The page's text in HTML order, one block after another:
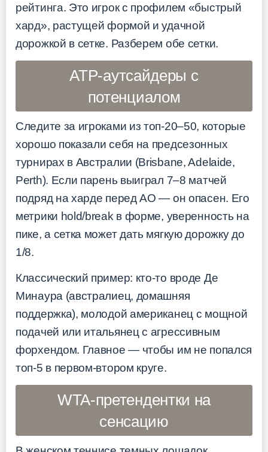
рейтинга. Это игрок с профилем «быстрый
хард», растущей формой и удачной
дорожкой в сетке. Разберем обе сетки.
ATP-аутсайдеры с
потенциалом
Следите за игроками из топ-20–50, которые
хорошо показали себя на предсезонных
турнирах в Австралии (Brisbane, Adelaide,
Perth). Если парень выиграл 7–8 матчей
подряд на харде перед AO — он опасен. Его
метрики hold/break в форме, уверенность на
пике, а сетка может дать мягкую дорожку до
1/8.
Классический пример: кто-то вроде Де
Минаура (австралиец, домашняя
поддержка), молодой американец с мощной
подачей или итальянец с агрессивным
форхендом. Главное — чтобы им не попался
топ-5 в первом-втором круге.
WTA-претендентки на
сенсацию